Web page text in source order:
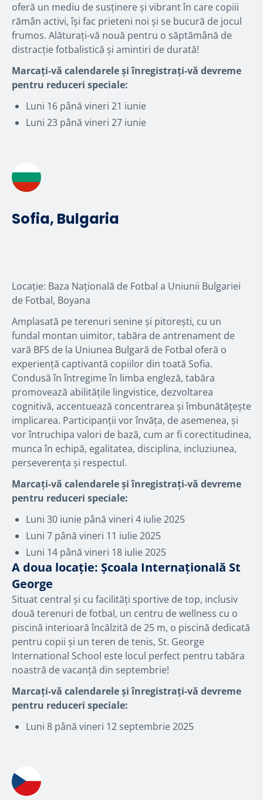
oferă un mediu de susținere și vibrant în care copiii
rămân activi, își fac prieteni noi și se bucură de jocul
frumos. Alăturați-vă nouă pentru o săptămână de
distracție fotbalistică și amintiri de durată!
Marcați-vă calendarele și înregistrați-vă devreme
pentru reduceri speciale:
Luni 16 până vineri 21 iunie
Luni 23 până vineri 27 iunie
Sofia, Bulgaria
Locație: Baza Națională de Fotbal a Uniunii Bulgariei
de Fotbal, Boyana
Amplasată pe terenuri senine și pitorești, cu un
fundal montan uimitor, tabăra de antrenament de
vară BFS de la Uniunea Bulgară de Fotbal oferă o
experiență captivantă copiilor din toată Sofia.
Condusă în întregime în limba engleză, tabăra
promovează abilitățile lingvistice, dezvoltarea
cognitivă, accentuează concentrarea și îmbunătățește
implicarea. Participanții vor învăța, de asemenea, și
vor întruchipa valori de bază, cum ar fi corectitudinea,
munca în echipă, egalitatea, disciplina, incluziunea,
perseverența și respectul.
Marcați-vă calendarele și înregistrați-vă devreme
pentru reduceri speciale:
Luni 30 iunie până vineri 4 iulie 2025
Luni 7 până vineri 11 iulie 2025
Luni 14 până vineri 18 iulie 2025
A doua locație: Școala Internațională St
George
Situat central și cu facilități sportive de top, inclusiv
două terenuri de fotbal, un centru de wellness cu o
piscină interioară încălzită de 25 m, o piscină dedicată
pentru copii și un teren de tenis, St. George
International School este locul perfect pentru tabăra
noastră de vacanță din septembrie!
Marcați-vă calendarele și înregistrați-vă devreme
pentru reduceri speciale:
Luni 8 până vineri 12 septembrie 2025